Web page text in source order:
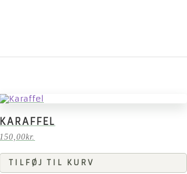
KARAFFEL
150,00kr.
TILFØJ TIL KURV